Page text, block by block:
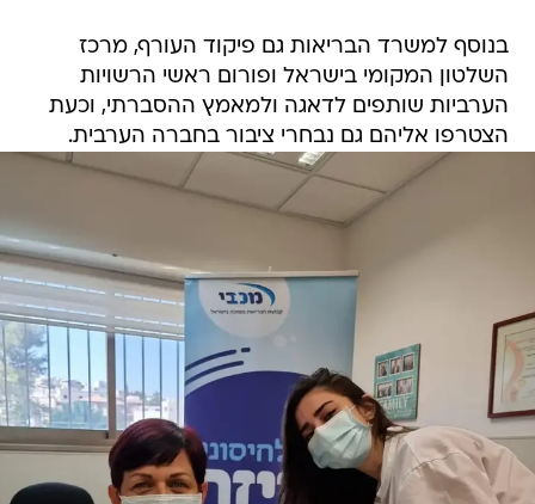
בנוסף למשרד הבריאות גם פיקוד העורף, מרכז
השלטון המקומי בישראל ופורום ראשי הרשויות
הערביות שותפים לדאגה ולמאמץ ההסברתי, וכעת
הצטרפו אליהם גם נבחרי ציבור בחברה הערבית.